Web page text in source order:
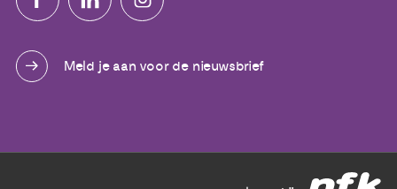
Meld je aan voor de nieuwsbrief